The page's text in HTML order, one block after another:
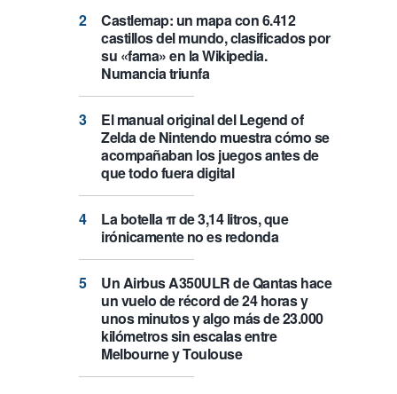
Castlemap: un mapa con 6.412
castillos del mundo, clasificados por
su «fama» en la Wikipedia.
Numancia triunfa
El manual original del Legend of
Zelda de Nintendo muestra cómo se
acompañaban los juegos antes de
que todo fuera digital
La botella π de 3,14 litros, que
irónicamente no es redonda
Un Airbus A350ULR de Qantas hace
un vuelo de récord de 24 horas y
unos minutos y algo más de 23.000
kilómetros sin escalas entre
Melbourne y Toulouse